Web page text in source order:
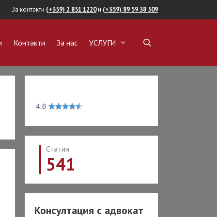
За контакти (+359) 2 851 1220и (+359) 89 59 38 509
Контакти За нас УСЛУГИ
ИМОТИ
на имот
собственост
Статии
541
Консултация с адвокат